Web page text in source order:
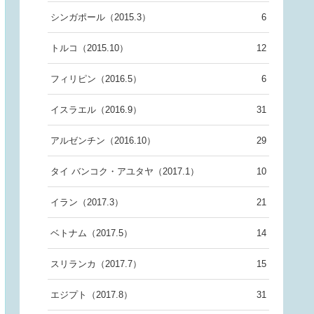
シンガポール（2015.3） 6
トルコ（2015.10） 12
フィリピン（2016.5） 6
イスラエル（2016.9） 31
アルゼンチン（2016.10） 29
タイ バンコク・アユタヤ（2017.1） 10
イラン（2017.3） 21
ベトナム（2017.5） 14
スリランカ（2017.7） 15
エジプト（2017.8） 31